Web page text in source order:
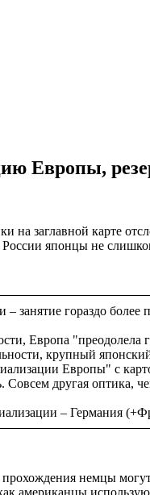
Европы,
на заглавной карте
японцы не
– занятие гораздо
Европа
крупный
Европы" с
Совсем другая
– Германия
прохождения немцы
американцы